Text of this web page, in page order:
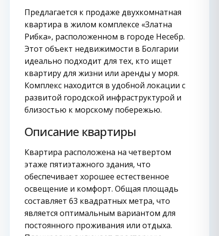
Предлагается к продаже двухкомнатная
квартира в жилом комплексе «Златна
Рибка», расположенном в городе Несебр.
Этот объект недвижимости в Болгарии
идеально подходит для тех, кто ищет
квартиру для жизни или аренды у моря.
Комплекс находится в удобной локации с
развитой городской инфраструктурой и
близостью к морскому побережью.
Описание квартиры
Квартира расположена на четвертом
этаже пятиэтажного здания, что
обеспечивает хорошее естественное
освещение и комфорт. Общая площадь
составляет 63 квадратных метра, что
является оптимальным вариантом для
постоянного проживания или отдыха.